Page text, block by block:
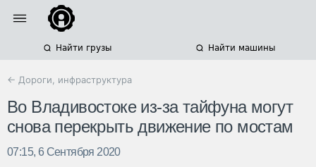
Найти грузы Найти машины
← Дороги, инфраструктура
Во Владивостоке из-за тайфуна могут
снова перекрыть движение по мостам
07:15, 6 Сентября 2020